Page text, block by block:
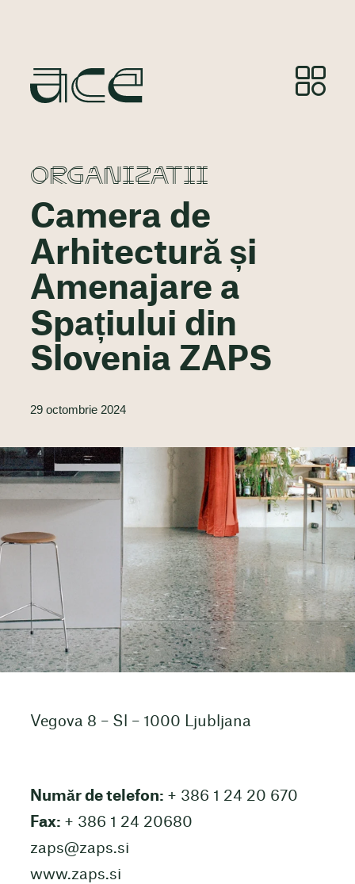
ORGANIZATII
Camera de
Arhitectură și
Amenajare a
Spațiului din
Slovenia ZAPS
29 octombrie 2024
Vegova 8 – Sl – 1000 Ljubljana
Număr de telefon: + 386 1 24 20 670
Fax: + 386 1 24 20680
zaps@zaps.si
www.zaps.si